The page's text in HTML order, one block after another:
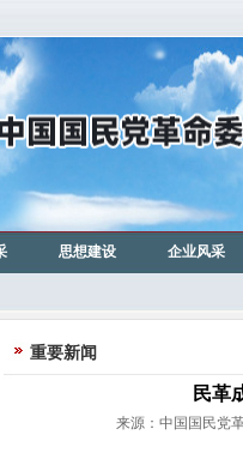
思想建设 企业风采
重要新闻
民革
来源：中国国民党